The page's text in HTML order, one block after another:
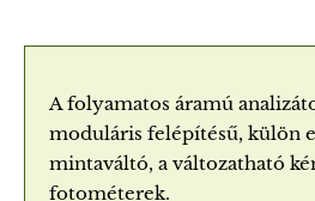
A folyamatos áramú
moduláris felépítésű, külön
mintaváltó, a változatható
fotométerek.